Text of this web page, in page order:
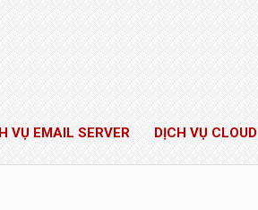
VỤ EMAIL SERVER DỊCH VỤ CLOUD